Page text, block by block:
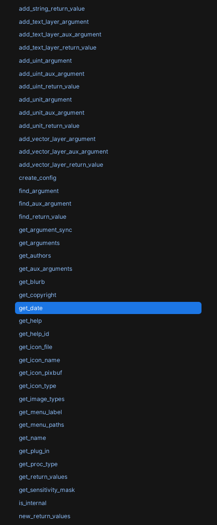
add_string_return_value
add_text_layer_argument
add_text_layer_aux_argument
add_text_layer_return_value
add_uint_argument
add_uint_aux_argument
add_uint_return_value
add_unit_argument
add_unit_aux_argument
add_unit_return_value
add_vector_layer_argument
add_vector_layer_aux_argument
add_vector_layer_return_value
create_config
find_argument
find_aux_argument
find_return_value
get_argument_sync
get_arguments
get_authors
get_aux_arguments
get_blurb
get_copyright
get_date
get_help
get_help_id
get_icon_file
get_icon_name
get_icon_pixbuf
get_icon_type
get_image_types
get_menu_label
get_menu_paths
get_name
get_plug_in
get_proc_type
get_return_values
get_sensitivity_mask
is_internal
new_return_values